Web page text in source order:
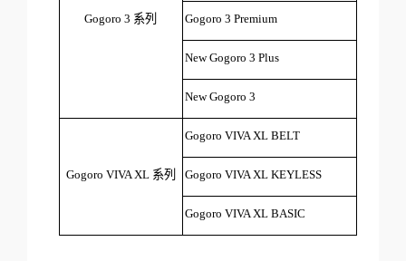
Gogoro 3 系列 Gogoro 3 Premium
New Gogoro 3 Plus
New Gogoro 3
Gogoro VIVA XL 系列
Gogoro VIVA XL BELT
Gogoro VIVA XL KEYLESS
Gogoro VIVA XL BASIC